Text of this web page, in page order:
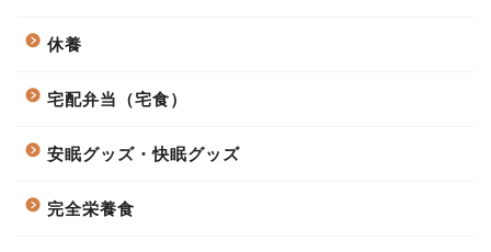
休養
宅配弁当（宅食）
安眠グッズ・快眠グッズ
完全栄養食